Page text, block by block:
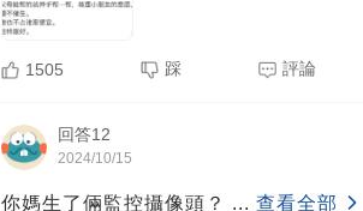
1505 踩 評論
回答12
2024/10/15
你媽生了倆監控攝像頭？ ... 查看全部